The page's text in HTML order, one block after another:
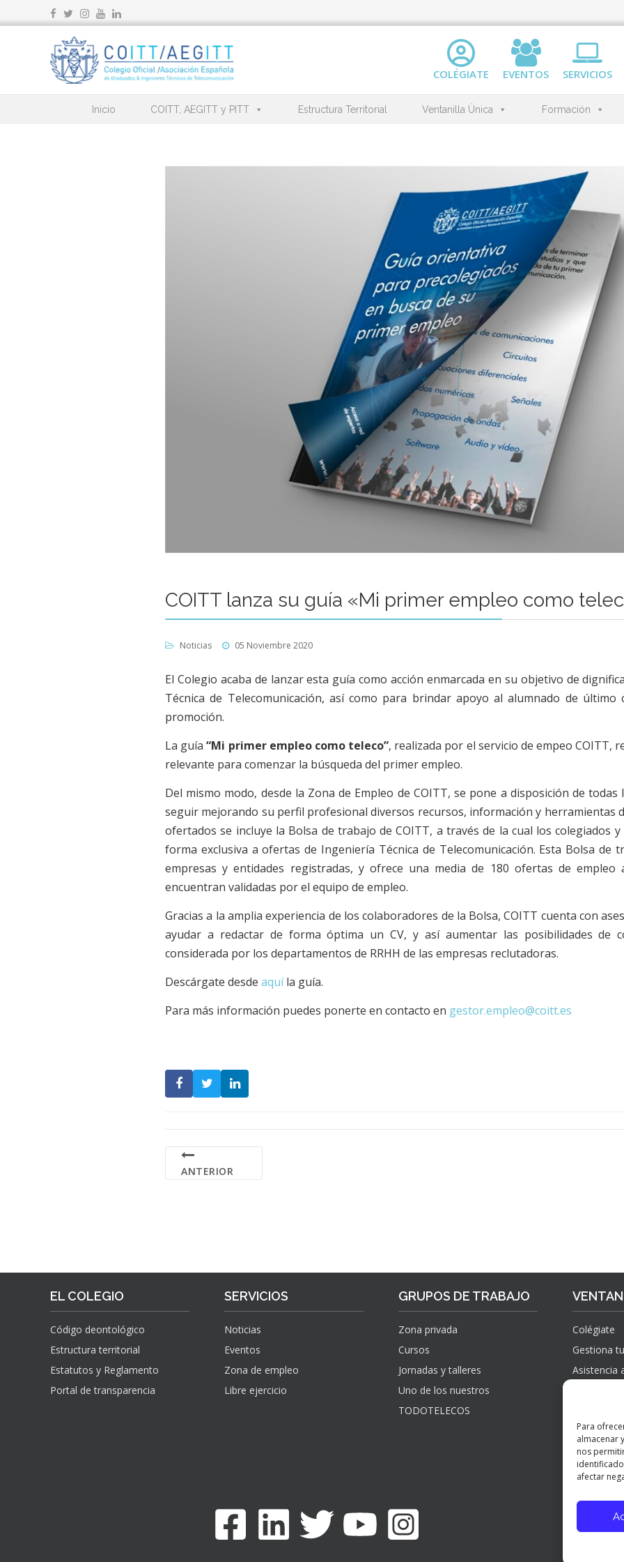
Para
almacenar
nos
afectar
al
COLÉGIATE EVENTOS SERVICIOS
Inicio COITT, AEGITT y PITT Estructura Territorial Ventanilla Única Formación
COITT lanza su guía «Mi primer empleo como
Noticias 05 Noviembre 2020
El Colegio acaba de lanzar esta guía como acción enmarcada en su objetivo de
Técnica de Telecomunicación, así como para brindar apoyo al alumnado de
promoción.
La guía“Mi primer empleo como teleco”, realizada por el servicio de empeo COITT,
relevante para comenzar la búsqueda del primer empleo.
Del mismo modo, desde la Zona de Empleo de COITT, se pone a disposición de
seguir mejorando su perfil profesional diversos recursos, información y herramientas
ofertados se incluye la Bolsa de trabajo de COITT, a través de la cual los colegiados
forma exclusiva a ofertas de Ingeniería Técnica de Telecomunicación. Esta Bolsa de
empresas y entidades registradas, y ofrece una media de 180 ofertas de empleo
encuentran validadas por el equipo de empleo.
Gracias a la amplia experiencia de los colaboradores de la Bolsa, COITT cuenta con
ayudar a redactar de forma óptima un CV, y así aumentar las posibilidades de
considerada por los departamentos de RRHH de las empresas reclutadoras.
Descárgate desde aquíla guía.
Para más información puedes ponerte en contacto en gestor.empleo@coitt.es
ANTERIOR
EL COLEGIO
Código deontológico
Estructura territorial
Estatutos y Reglamento
Portal de transparencia
SERVICIOS
Noticias
Eventos
Zona de empleo
Libre ejercicio
GRUPOS DE TRABAJO
Zona privada
Cursos
Jornadas y talleres
Uno de los nuestros
TODOTELECOS
Colégiate
Gestiona
Asistencia